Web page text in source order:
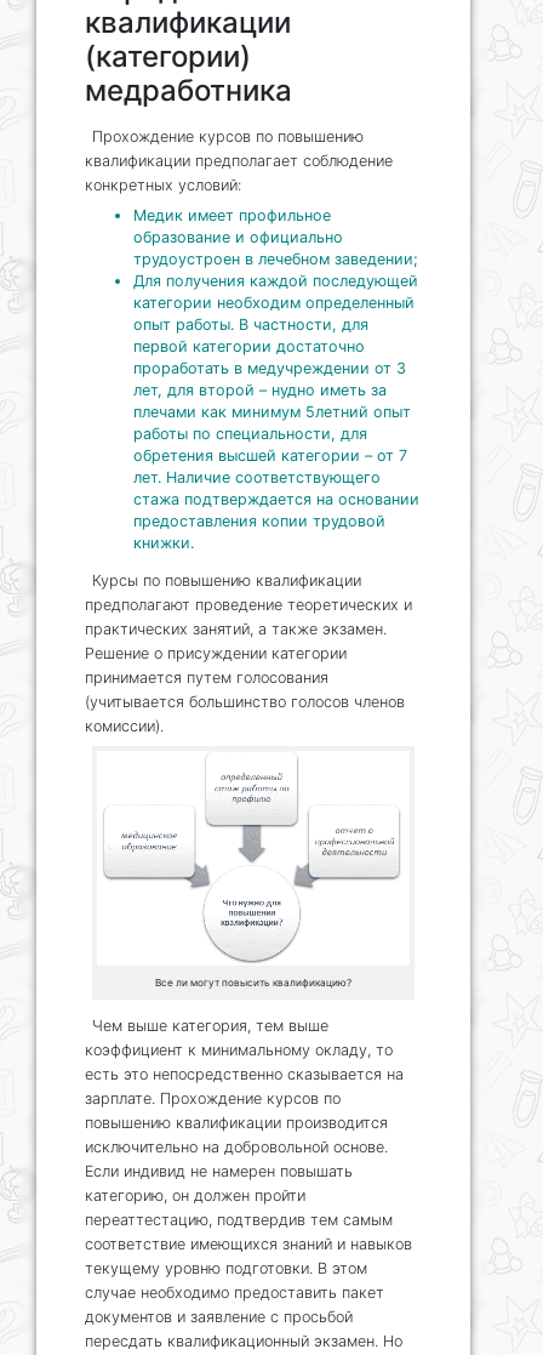
квалификации
(категории)
медработника
Прохождение курсов по повышению
квалификации предполагает соблюдение
конкретных условий:
Медик имеет профильное
образование и официально
трудоустроен в лечебном заведении;
Для получения каждой последующей
категории необходим определенный
опыт работы. В частности, для
первой категории достаточно
проработать в медучреждении от 3
лет, для второй – нудно иметь за
плечами как минимум 5летний опыт
работы по специальности, для
обретения высшей категории – от 7
лет. Наличие соответствующего
стажа подтверждается на основании
предоставления копии трудовой
книжки.
Курсы по повышению квалификации
предполагают проведение теоретических и
практических занятий, а также экзамен.
Решение о присуждении категории
принимается путем голосования
(учитывается большинство голосов членов
комиссии).
Все ли могут повысить квалификацию?
Чем выше категория, тем выше
коэффициент к минимальному окладу, то
есть это непосредственно сказывается на
зарплате. Прохождение курсов по
повышению квалификации производится
исключительно на добровольной основе.
Если индивид не намерен повышать
категорию, он должен пройти
переаттестацию, подтвердив тем самым
соответствие имеющихся знаний и навыков
текущему уровню подготовки. В этом
случае необходимо предоставить пакет
документов и заявление с просьбой
пересдать квалификационный экзамен. Но